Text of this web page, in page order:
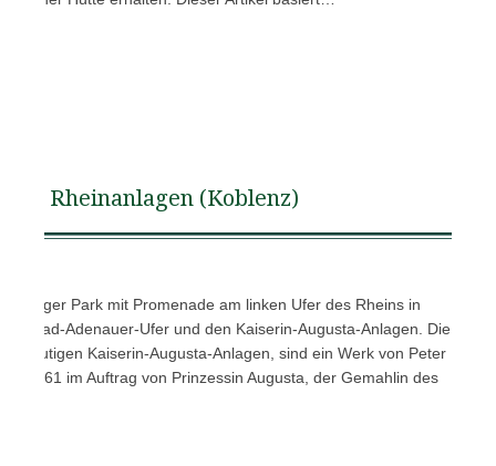
Rheinanlagen (Koblenz)
langer Park mit Promenade am linken Ufer des Rheins in
Konrad-Adenauer-Ufer und den Kaiserin-Augusta-Anlagen. Die
heutigen Kaiserin-Augusta-Anlagen, sind ein Werk von Peter
1861 im Auftrag von Prinzessin Augusta, der Gemahlin des